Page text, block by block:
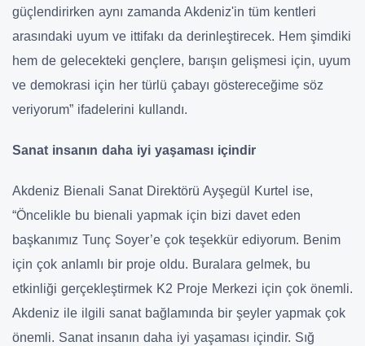
güçlendirirken aynı zamanda Akdeniz'in tüm kentleri
arasındaki uyum ve ittifakı da derinleştirecek. Hem şimdiki
hem de gelecekteki gençlere, barışın gelişmesi için, uyum
ve demokrasi için her türlü çabayı göstereceğime söz
veriyorum” ifadelerini kullandı.
Sanat insanın daha iyi yaşaması içindir
Akdeniz Bienali Sanat Direktörü Ayşegül Kurtel ise,
“Öncelikle bu bienali yapmak için bizi davet eden
başkanımız Tunç Soyer’e çok teşekkür ediyorum. Benim
için çok anlamlı bir proje oldu. Buralara gelmek, bu
etkinliği gerçekleştirmek K2 Proje Merkezi için çok önemli.
Akdeniz ile ilgili sanat bağlamında bir şeyler yapmak çok
önemli. Sanat insanın daha iyi yaşaması içindir. Sığ